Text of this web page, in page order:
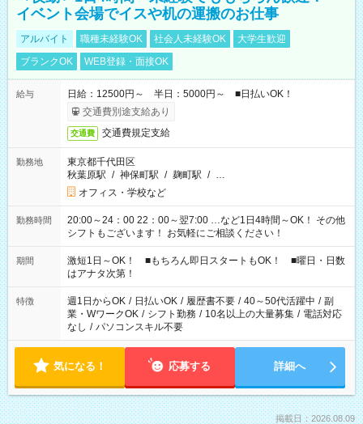
イベント会場でイスや机の運搬のお仕事
アルバイト 職種未経験OK 社会人未経験OK
大学生歓迎
ブランクOK
WEB登録・面接OK
給与
日給：12500円～ 半日：5000円～ ■日払いOK！
交通費別途支給あり
交通費 交通費規定支給
勤務地
東京都千代田区
秋葉原駅 / 神保町駅 / 麹町駅 / …
オフィス・学校など
勤務時間
20:00～24：00 22：00～翌7:00 …など1日4時間～OK！ その他
シフトもございます！ お気軽にご相談ください！
期間
激短1日～OK！ ■もちろん即日スタートもOK！ ■曜日・日数
はアナタ次第！
特徴 週1日からOK / 日払いOK / 履歴書不要 / 40～50代活躍中 / 副
業・WワークOK / シフト勤務 / 10名以上の大量募集 / 電話対応
なし / パソコンスキル不要
気になる！ 応募する 詳細へ
掲載日：2026.08.09